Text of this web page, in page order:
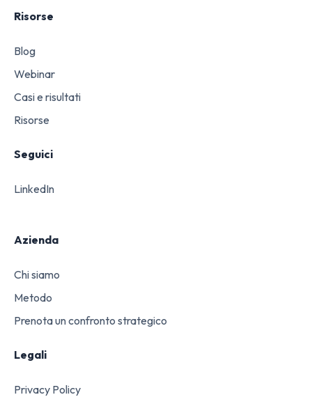
Risorse
Blog
Webinar
Casi e risultati
Risorse
Seguici
LinkedIn
Azienda
Chi siamo
Metodo
Prenota un confronto strategico
Legali
Privacy Policy